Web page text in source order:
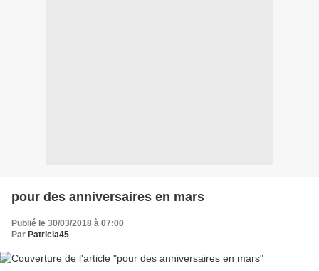
pour des anniversaires en mars
Publié le 30/03/2018 à 07:00
Par Patricia45